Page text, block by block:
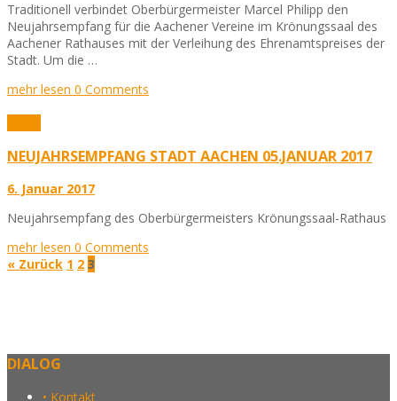
Traditionell verbindet Oberbürgermeister Marcel Philipp den
Neujahrsempfang für die Aachener Vereine im Krönungssaal des
Aachener Rathauses mit der Verleihung des Ehrenamtspreises der
Stadt. Um die …
mehr lesen 0 Comments
NEUJAHRSEMPFANG STADT AACHEN 05.JANUAR 2017
6. Januar 2017
Neujahrsempfang des Oberbürgermeisters Krönungssaal-Rathaus
mehr lesen 0 Comments
« Zurück 1 2 3
DIALOG
• Kontakt